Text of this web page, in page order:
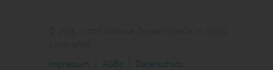
Impressum
AGBs Datenschutz